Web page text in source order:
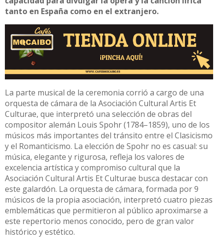
tanto en España como en el extranjero.
La parte musical de la ceremonia corrió a cargo de una
orquesta de cámara de la Asociación Cultural Artis Et
Culturae, que interpretó una selección de obras del
compositor alemán Louis Spohr (1784–1859), uno de los
músicos más importantes del tránsito entre el Clasicismo
y el Romanticismo. La elección de Spohr no es casual: su
música, elegante y rigurosa, refleja los valores de
excelencia artística y compromiso cultural que la
Asociación Cultural Artis Et Culturae busca destacar con
este galardón. La orquesta de cámara, formada por 9
músicos de la propia asociación, interpretó cuatro piezas
emblemáticas que permitieron al público aproximarse a
este repertorio menos conocido, pero de gran valor
histórico y estético.